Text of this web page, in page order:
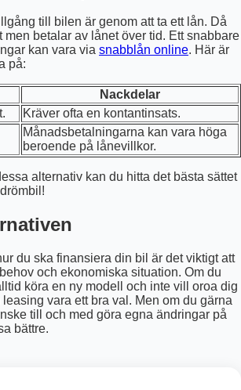
till bilen är genom att ta ett lån. Då
men betalar av lånet över tid. Ett snabbare
kan vara via snabblån online. Här är
på:
Nackdelar
Kräver ofta en kontantinsats.
Månadsbetalningarna kan vara höga
beroende på lånevillkor.
alternativ kan du hitta det bästa sättet
du ska finansiera din bil är det viktigt att
och ekonomiska situation. Om du
köra en ny modell och inte vill oroa dig
vara ett bra val. Men om du gärna
till och med göra egna ändringar på
bättre.